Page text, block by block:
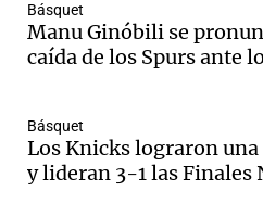
Básquet
Manu Ginóbili se
caída de los Spurs ante
Básquet
Los Knicks lograron
y lideran 3-1 las Finales